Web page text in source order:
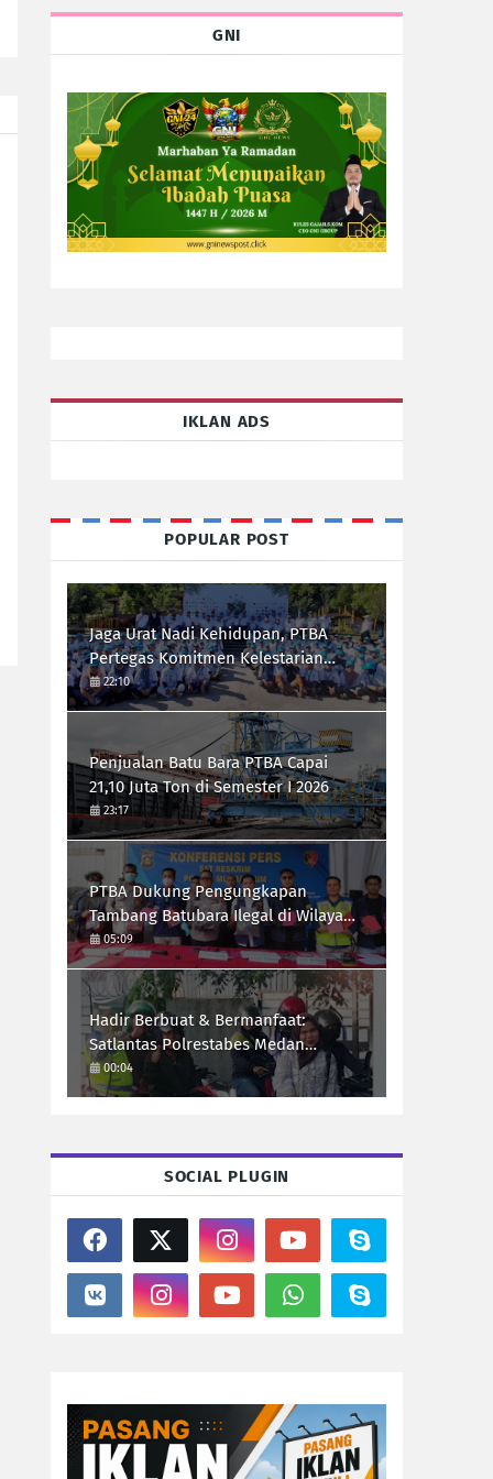
GNI
IKLAN ADS
POPULAR POST
Jaga Urat Nadi Kehidupan, PTBA
Pertegas Komitmen Kelestarian
Sungai dalam Konferensi Sungai
Indonesia 2026
22:10
Penjualan Batu Bara PTBA Capai
21,10 Juta Ton di Semester I 2026
23:17
PTBA Dukung Pengungkapan
Tambang Batubara Ilegal di Wilayah
IUP Perseroan
05:09
Hadir Berbuat & Bermanfaat:
Satlantas Polrestabes Medan
Kedepankan Pelayanan Humanis
Demi Lalu Lintas Aman Tertib Lancar
00:04
SOCIAL PLUGIN